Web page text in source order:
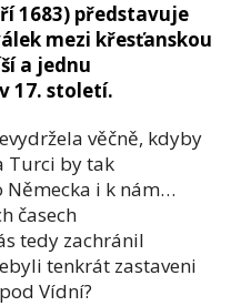
1683) představuje
mezi křesťanskou
a jednu
17. století.
věčně, kdyby
Turci by tak
i k nám…
časech
tedy zachránil
tenkrát zastaveni
Vídní?